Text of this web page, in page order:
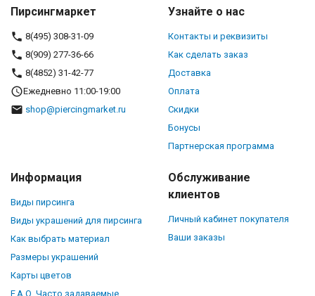
Пирсингмаркет
8(495) 308-31-09
8(909) 277-36-66
8(4852) 31-42-77
Ежедневно 11:00-19:00
shop@piercingmarket.ru
Узнайте о нас
Контакты и реквизиты
Как сделать заказ
Доставка
Оплата
Скидки
Бонусы
Партнерская программа
Информация
Виды пирсинга
Виды украшений для пирсинга
Как выбрать материал
Размеры украшений
Карты цветов
F.A.Q. Часто задаваемые
Обслуживание
клиентов
Личный кабинет покупателя
Ваши заказы